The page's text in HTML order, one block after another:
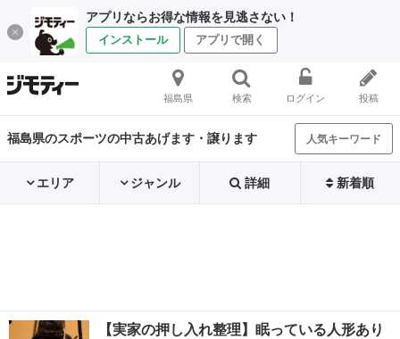
アプリならお得な情報を見逃さない！
インストール アプリで開く
福島県 検索 ログイン 投稿
福島県のスポーツの中古あげます・譲ります 人気キーワード
エリア ジャンル 詳細 新着順
【実家の押し入れ整理】眠っている人形あり